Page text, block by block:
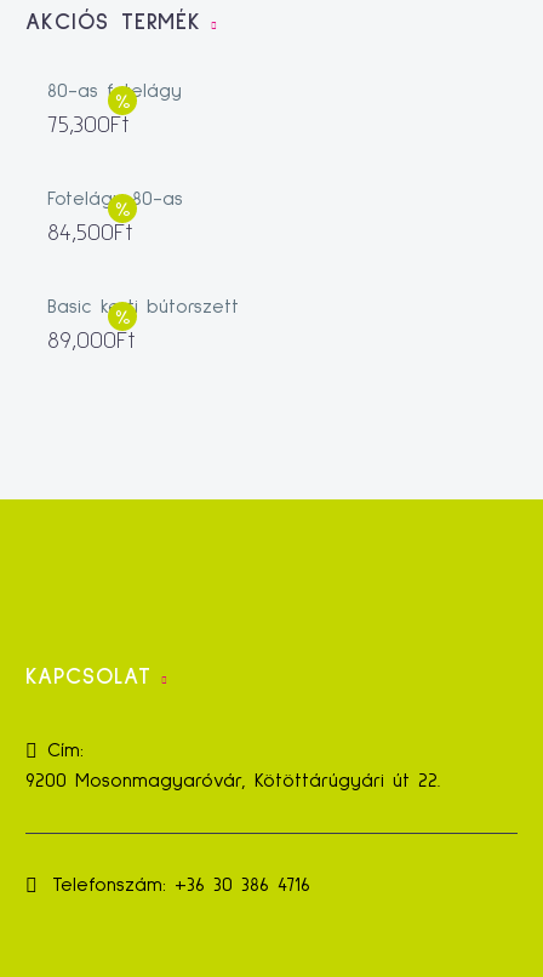
AKCIÓS TERMÉK
80-as fotelágy
75,300Ft
Fotelágy 80-as
84,500Ft
Basic kerti bútorszett
89,000Ft
KAPCSOLAT
Cím:
9200 Mosonmagyaróvár, Kötöttárúgyári út 22.
Telefonszám: +36 30 386 4716